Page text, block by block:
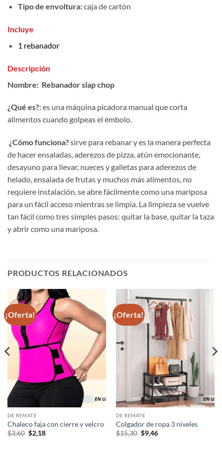
Tipo de envoltura:caja de cartón
Incluye
1 rebanador
Descripción
Nombre: Rebanador slap chop
¿Qué es?:es una máquina picadora manual que corta
alimentos cuando golpeas el émbolo.
¿Cómo funciona?sirve para rebanar y es la manera perfecta
de hacer ensaladas, aderezos de pizza, atún emocionante,
desayuno para llevar, nueces y galletas para aderezos de
helado, ensalada de frutas y muchos más alimentos, no
requiere instalación, se abre fácilmente como una mariposa
para un fácil acceso mientras se limpia. La limpieza se vuelve
tan fácil como tres simples pasos: quitar la base, quitar la taza
y abrir como una mariposa.
PRODUCTOS RELACIONADOS
¡Oferta!
DE REMATE
Chaleco faja con cierre y velcro
$3,60 El
precio
$2,18El
¡Oferta!
DE REMATE
Colgador de ropa 3 niveles
$15,30 El
precio
$9,46El